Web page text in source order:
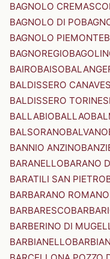
BAGNOLO CREMASCO
BAGNOLO DI PO
BAGNOLO PIEMONTE
BAGNOREGIO
BAIROBAISO
BALDISSERO
BALDISSERO
BALLABIOBALLAO
BALSORANOBALVANO
BANNIO ANZINOBANZI
BARANELLOBARANO
BARATILI SAN PIETRO
BARBARANO ROMANO
BARBARESCO
BARBERINO DI
BARBIANELLO